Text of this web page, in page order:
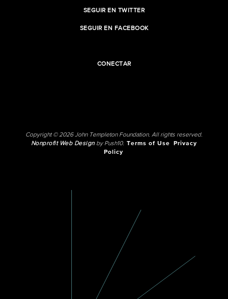
SEGUIR EN TWITTER
SEGUIR EN FACEBOOK
CONECTAR
Copyright © 2026 John Templeton Foundation. All rights reserved.
Nonprofit Web Designby Push10. Terms of Use
Privacy
Policy